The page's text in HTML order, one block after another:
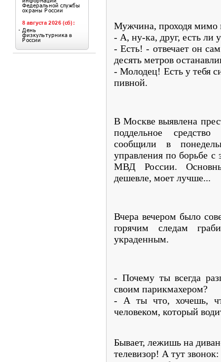
Мужчина, проходя мимо
- А, ну-ка, друг, есть ли
- Есть! - отвечает он
десять метров
- Молодец! Есть у тебя
пивной.
В Москве выявлена
поддельное
сообщили в
управления по борьбе
МВД России.
дешевле, моет лучше...
Вчера вечером было
горячим следам
украденным.
- Почему ты всегда
своим парикмахером?
- А ты что, хочешь,
человеком, который
Бывает, лежишь на
телевизор! А тут звонок: